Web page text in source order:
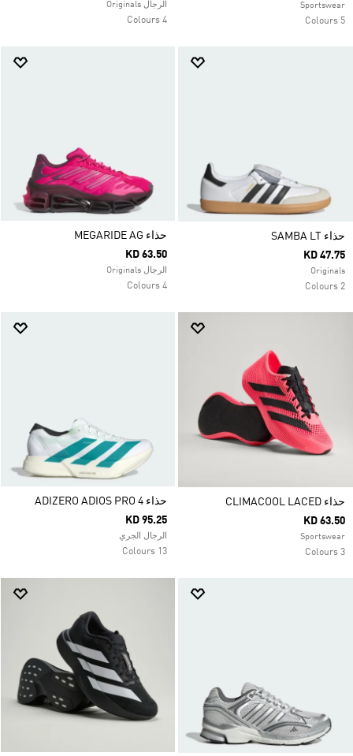
Sportswear
5 Colours
الرجال Originals
4 Colours
حذاء SAMBA LT
KD 47.75
Originals
2 Colours
حذاء MEGARIDE AG
KD 63.50
الرجال Originals
4 Colours
حذاء CLIMACOOL LACED
KD 63.50
Sportswear
3 Colours
حذاء ADIZERO ADIOS PRO 4
KD 95.25
الرجال الجري
13 Colours